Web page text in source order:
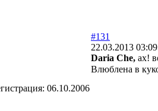
06.10.2006
#131
22.03.2013
Daria Che, ах!
Влюблена в